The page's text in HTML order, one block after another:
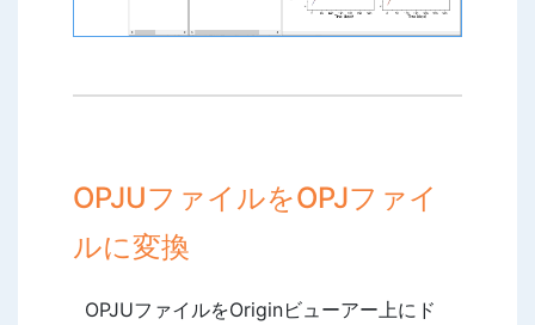
OPJUファイルをOPJファイ
ルに変換
OPJUファイルをOriginビューアー上にド